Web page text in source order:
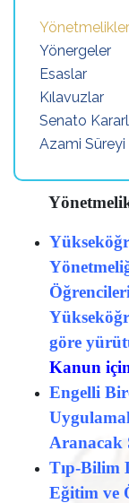
Yönetmelikler
Yönergeler
Esaslar
Kılavuzlar
Senato
Azami
göre
Kanun için
Engelli
Aranacak
Tıp-Bilim
Eğitim ve